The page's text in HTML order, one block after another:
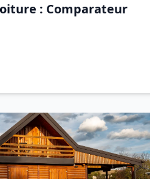
: Comparateur